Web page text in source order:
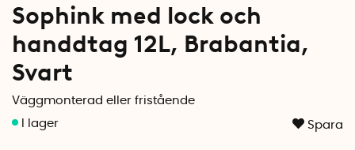
Sophink med lock och
handdtag 12L, Brabantia,
Svart
Väggmonterad eller fristående
Spara